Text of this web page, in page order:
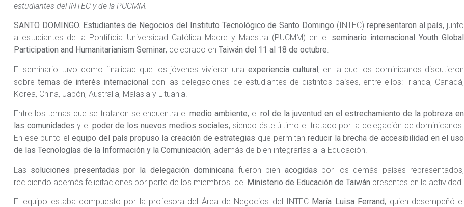
estudiantes del INTEC y de la PUCMM.
SANTO DOMINGO. Estudiantes de Negocios del Instituto Tecnológico de Santo Domingo (INTEC) representaron al país, junto
a estudiantes de la Pontificia Universidad Católica Madre y Maestra (PUCMM) en el seminario internacional Youth Global
Participation and Humanitarianism Seminar, celebrado en Taiwán del 11 al 18 de octubre.
El seminario tuvo como finalidad que los jóvenes vivieran una experiencia cultural, en la que los dominicanos discutieron
sobre temas de interés internacional con las delegaciones de estudiantes de distintos países, entre ellos: Irlanda, Canadá,
Korea, China, Japón, Australia, Malasia y Lituania.
Entre los temas que se trataron se encuentra elmedio ambiente, elrol de la juventud en el estrechamiento de la pobreza en
las comunidades y el poder de los nuevos medios sociales, siendo éste último el tratado por la delegación de dominicanos.
En ese punto el equipo del país propuso la creación de estrategias que permitan reducir la brecha de accesibilidad en el uso
de las Tecnologías de la Información y la Comunicación, además de bien integrarlas a la Educación.
Las soluciones presentadas por la delegación dominicana fueron bien acogidas por los demás países representados,
recibiendo además felicitaciones por parte de los miembros del Ministerio de Educación de Taiwán presentes en la actividad.
El equipo estaba compuesto por la profesora del Área de Negocios del INTEC María Luisa Ferrand, quien desempeñó el